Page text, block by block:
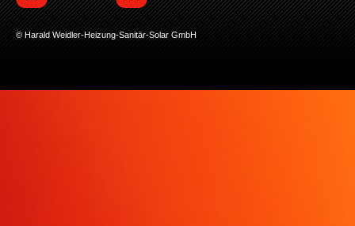
© Harald Weidler-Heizung-Sanitär-Solar GmbH